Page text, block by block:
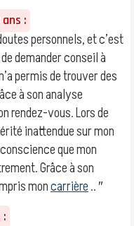
:
personnels, et c’est
demander conseil à
permis de trouver des
à son analyse
rendez-vous. Lors de
inattendue sur mon
que mon
Grâce à son
moncarrière.. ″
: